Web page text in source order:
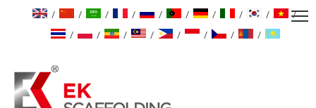
/ / / / / / / / /
/
/
/ / / / / / /